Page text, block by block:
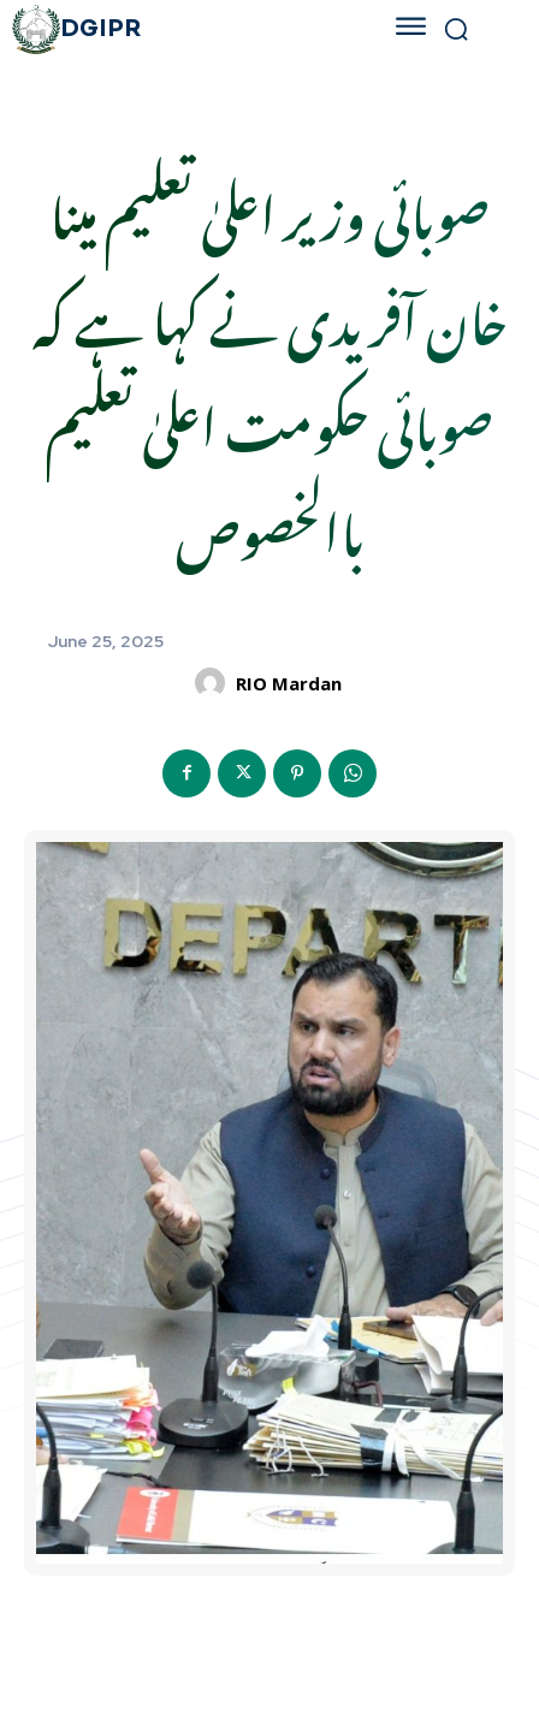
DGIPR
صوبائی وزیر اعلیٰ تعلیم مینا
خان آفریدی نے کہا ہے کہ
صوبائی حکومت اعلیٰ تعلیم
باالخصوص
June 25, 2025
RIO Mardan